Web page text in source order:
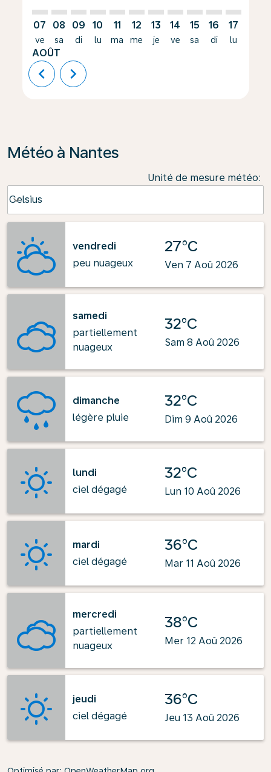
07
ve
AOÛT
08
sa
09
di
10
lu
11
ma
12
me
13
je
14
ve
15
sa
16
di
17
lu
chevron_left chevron_right
Météo à Nantes
Unité de mesure météo:
Celsius
keyboard_arrow_down
vendredi
peu nuageux
27°C
Ven 7 Aoû 2026
samedi
partiellement
nuageux
32°C
Sam 8 Aoû 2026
dimanche
légère pluie
32°C
Dim 9 Aoû 2026
lundi
ciel dégagé
32°C
Lun 10 Aoû 2026
mardi
ciel dégagé
36°C
Mar 11 Aoû 2026
mercredi
partiellement
nuageux
38°C
Mer 12 Aoû 2026
jeudi
ciel dégagé
36°C
Jeu 13 Aoû 2026